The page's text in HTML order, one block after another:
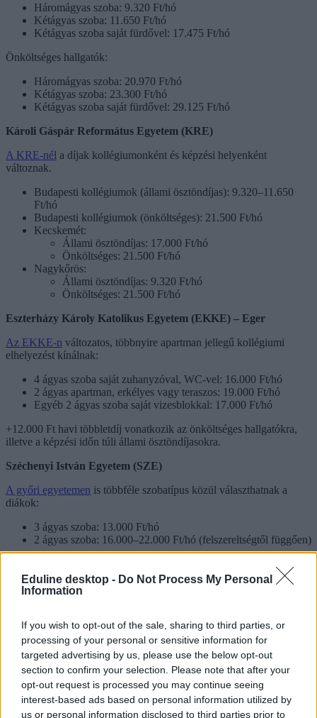
Eduline desktop - Do Not Process My Personal
Information
If you wish to opt-out of the sale, sharing to third parties, or
processing of your personal or sensitive information for
targeted advertising by us, please use the below opt-out
section to confirm your selection. Please note that after your
opt-out request is processed you may continue seeing
interest-based ads based on personal information utilized by
us or personal information disclosed to third parties prior to
Háromágyas szoba: 9.320 Ft/hó
Kétágyas szoba: 11.650 Ft/hó
Kétágyas szoba saját fürdővel: 17.475 Ft/hó
Önköltséges hallgatók:
Háromágyas szoba: 20.970 Ft/hó
Kétágyas szoba: 23.300 Ft/hó
Kétágyas szoba saját fürdővel: 29.125 Ft/hó
Károli Gáspár Református Egyetem (KRE)
A KRE-nél a díjak kollégiumonként és képzési helyenként
változnak.
Budapesti kollégiumok (állami ösztöndíjas): 9.320–11.650
Ft/hó
Budapesti kollégiumok (önköltséges): 21.500 Ft/hó
Kecskemét:
Állami ösztöndíjas: 17.000 Ft/hó
Önköltséges: 21.500 Ft/hó
Nagykőrös:
Állami ösztöndíjas: 9.320 Ft/hó
Önköltséges: 21.500 Ft/hó
Eszterházy Károly Katolikus Egyetem (EKKE) – Eger
Az EKKE-n változatos, többnyire apartman jellegű kollégiumi
elhelyezést kínálnak:
4 ágyas szoba saját zuhanyzóval, WC-vel: 16.000 Ft/hó
2 ágyas apartman, erkélyes vagy teraszos: 19.000 Ft/hó
Egyéb 2 ágyas szoba saját vizesblokkal: 17.000 Ft/hó
+12.000 Ft havi többletdíj vonatkozik az önköltséges hallgatókra,
illetve a képzési időn túli állami ösztöndíjasokra.
Széchenyi István Egyetem (SZE)
A győri egyetemen is többféle szobatípus közül választhatnak a
diákok:
3 ágyas szoba: 13.000 Ft/hó
2 ágyas szoba: 16.000–22.000 Ft/hó (felszereltségtől függően)